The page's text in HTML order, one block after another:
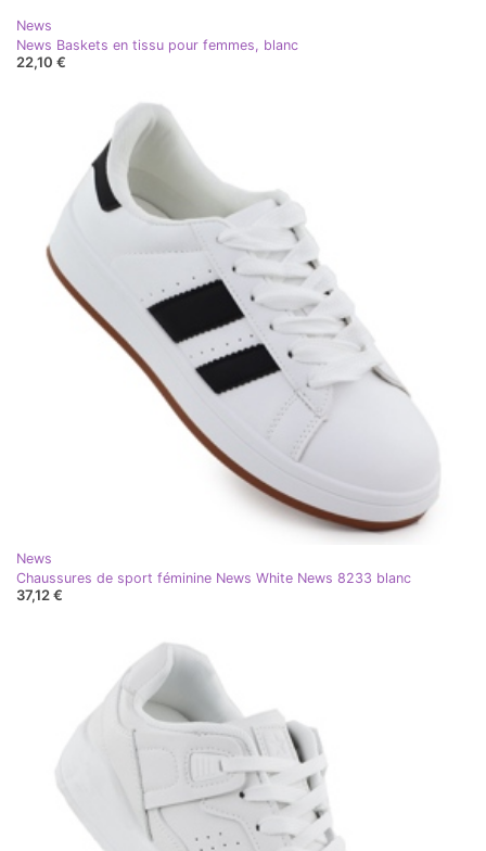
News
News Baskets en tissu pour femmes, blanc
22,10 €
News
Chaussures de sport féminine News White News 8233 blanc
37,12 €